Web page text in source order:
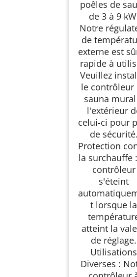
poêles de
de 3 à 9
Notre
de
externe est
rapide à
Veuillez
le contrôleur
sauna
l'extérieur
celui-ci pour
de sécurité.
Protection
la surchauffe
contrôleur
s'éteint
t lorsque la
atteint la
de réglage.
Utilisations
Diverses :